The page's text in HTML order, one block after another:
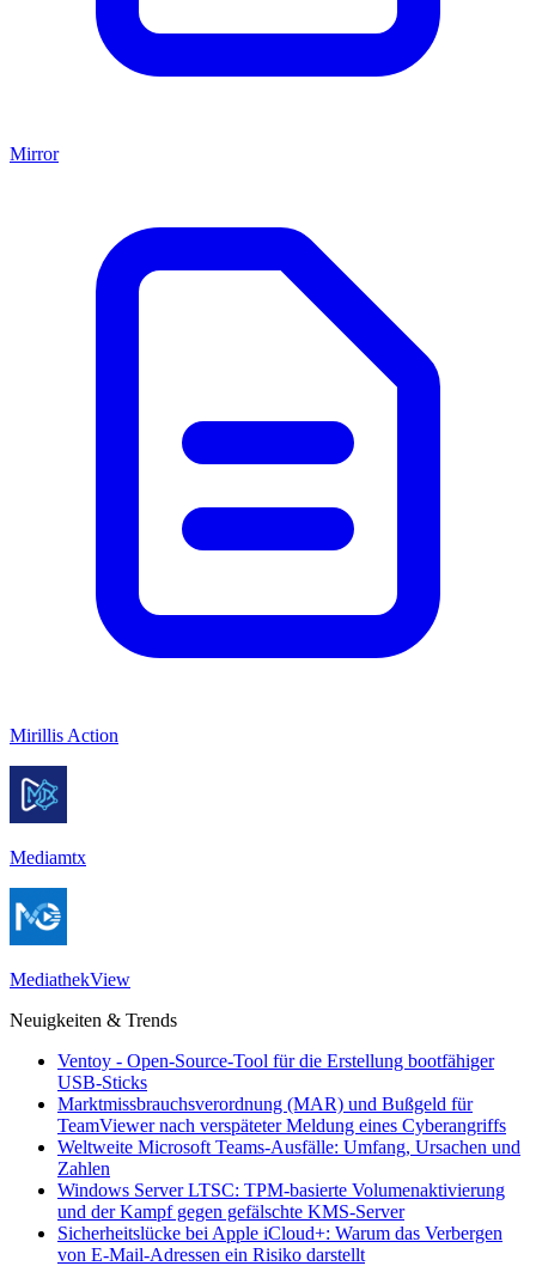
Mirror
Mirillis Action
Mediamtx
MediathekView
Neuigkeiten & Trends
Ventoy - Open-Source-Tool für die Erstellung bootfähiger
USB-Sticks
Marktmissbrauchsverordnung (MAR) und Bußgeld für
TeamViewer nach verspäteter Meldung eines Cyberangriffs
Weltweite Microsoft Teams-Ausfälle: Umfang, Ursachen und
Zahlen
Windows Server LTSC: TPM-basierte Volumenaktivierung
und der Kampf gegen gefälschte KMS-Server
Sicherheitslücke bei Apple iCloud+: Warum das Verbergen
von E-Mail-Adressen ein Risiko darstellt